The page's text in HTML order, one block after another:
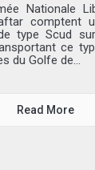
Nationale
comptent
type Scud
ce
du Golfe de...
Read More